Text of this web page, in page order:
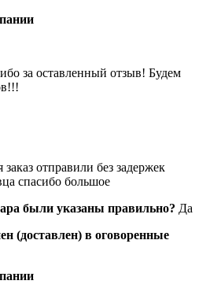
за оставленный отзыв! Будем
отправили без задержек
спасибо большое
были указаны правильно? Да
(доставлен) в оговоренные